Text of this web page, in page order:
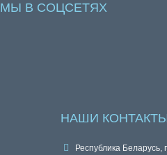
МЫ В СОЦСЕТЯХ
НАШИ
Республика Беларусь,